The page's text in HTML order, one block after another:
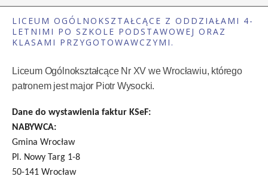
LICEUM OGÓLNOKSZTAŁCĄCE Z ODDZIAŁAMI 4-
LETNIMI PO SZKOLE PODSTAWOWEJ ORAZ
KLASAMI PRZYGOTOWAWCZYMI.
Liceum Ogólnokształcące Nr XV we Wrocławiu, którego
patronem jest major Piotr Wysocki.
Dane do wystawienia faktur KSeF:
NABYWCA:
Gmina Wrocław
Pl. Nowy Targ 1-8
50-141 Wrocław